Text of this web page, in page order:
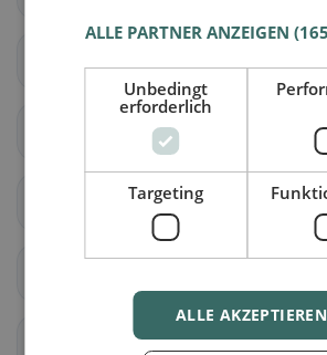
ALLE PARTNER ANZEIGEN
Unbedingt
erforderlich
Targeting
ALLE AKZEPTIEREN